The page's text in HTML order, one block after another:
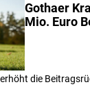
Gothaer
Mio. Euro
die